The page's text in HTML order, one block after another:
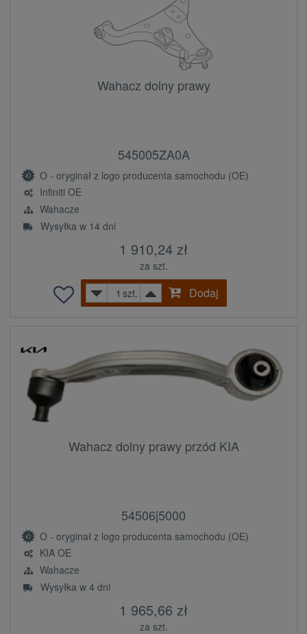
Wahacz dolny prawy
545005ZA0A
O - oryginał z logo producenta samochodu (OE)
Infiniti OE
Wahacze
Wysyłka w 14 dni
1 910,24 zł
za szt.
szt.
Dodaj
Wahacz dolny prawy przód KIA
54506j5000
O - oryginał z logo producenta samochodu (OE)
KIA OE
Wahacze
Wysyłka w 4 dni
1 965,66 zł
za szt.